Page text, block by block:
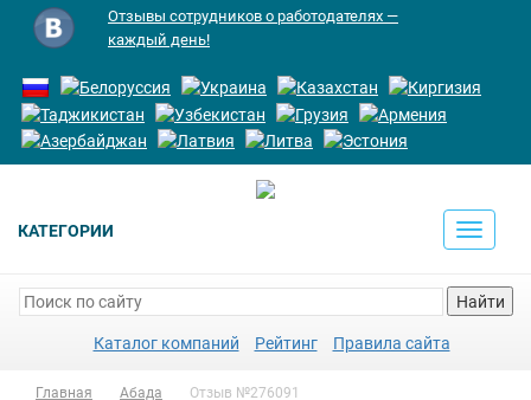
Отзывы сотрудников о работодателях —
каждый день!
КАТЕГОРИИ
Toggle
Найти
Каталог компаний Рейтинг Правила сайта
Главная Абада Отзыв №276091